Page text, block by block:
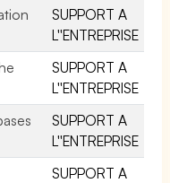
SUPPORT A
L''ENTREPRISE
SUPPORT A
L''ENTREPRISE
SUPPORT A
L''ENTREPRISE
SUPPORT A